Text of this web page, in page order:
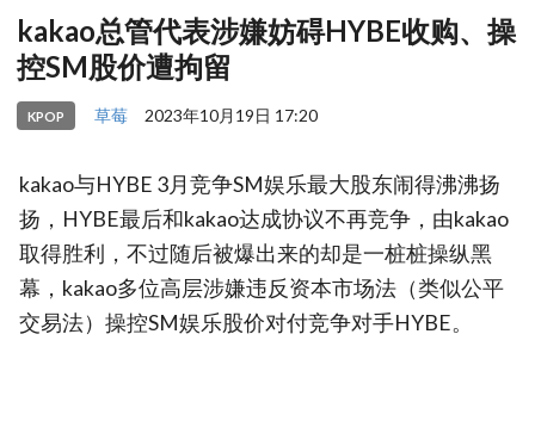
kakao总管代表涉嫌妨碍HYBE收购、操
控SM股价遭拘留
KPOP 草莓 2023年10月19日 17:20
kakao与HYBE 3月竞争SM娱乐最大股东闹得沸沸扬
扬，HYBE最后和kakao达成协议不再竞争，由kakao
取得胜利，不过随后被爆出来的却是一桩桩操纵黑
幕，kakao多位高层涉嫌违反资本市场法（类似公平
交易法）操控SM娱乐股价对付竞争对手HYBE。